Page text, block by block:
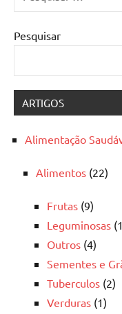
por:
Pesquisar
ARTIGOS
Alimentação
Alimentos (22)
Frutas (9)
Leguminosas
Outros (4)
Sementes e
Tuberculos (2)
Verduras (1)